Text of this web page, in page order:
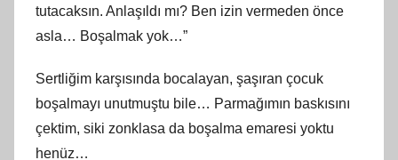
tutacaksın. Anlaşıldı mı? Ben izin vermeden önce
asla… Boşalmak yok…”
Sertliğim karşısında bocalayan, şaşıran çocuk
boşalmayı unutmuştu bile… Parmağımın baskısını
çektim, siki zonklasa da boşalma emaresi yoktu
henüz…